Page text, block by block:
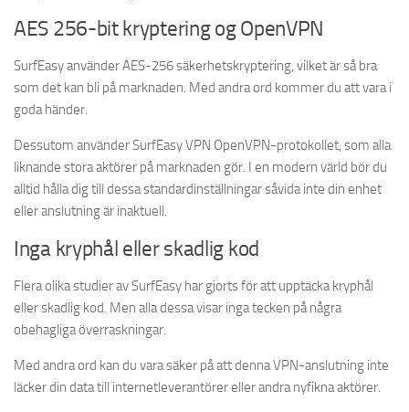
AES 256-bit kryptering og OpenVPN
SurfEasy använder AES-256 säkerhetskryptering, vilket är så bra
som det kan bli på marknaden. Med andra ord kommer du att vara i
goda händer.
Dessutom använder SurfEasy VPN OpenVPN-protokollet, som alla
liknande stora aktörer på marknaden gör. I en modern värld bör du
alltid hålla dig till dessa standardinställningar såvida inte din enhet
eller anslutning är inaktuell.
Inga kryphål eller skadlig kod
Flera olika studier av SurfEasy har gjorts för att upptäcka kryphål
eller skadlig kod. Men alla dessa visar inga tecken på några
obehagliga överraskningar.
Med andra ord kan du vara säker på att denna VPN-anslutning inte
läcker din data till internetleverantörer eller andra nyfikna aktörer.